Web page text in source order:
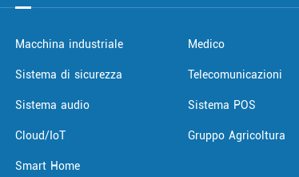
Macchina industriale Medico
Sistema di sicurezza Telecomunicazioni
Sistema audio Sistema POS
Cloud/IoT Gruppo Agricoltura
Smart Home